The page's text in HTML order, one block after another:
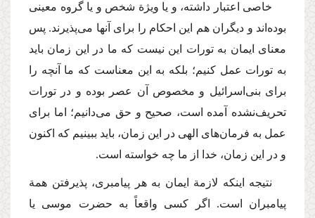
خاصی اعتبار داشته، و یا ویژة شخص و یا گروه معینی
بوده‌اند و دیگران هم این احكام را برای آنها می‌پذیرند. پس
معنای ایمان به تورات این نیست كه ما در این زمان باید
به تورات عمل كنیم؛ بلكه به این معناست كه ما آنچه را
برای بنی‌اسرائیل و مخصوص آن عصر بوده و در تورات
تحریف‌نشده آمده است، صحیح و حق می‌دانیم؛ اما برای
عمل به فرمان‌های الهی در این زمان، باید ببینیم كه اكنون
و در این زمان، خدا از ما چه خواسته است.
نتیجه اینكه لازمة ایمان به هر پیامبری، پذیرفتن همة
پیامبران است. اگر كسی واقعاً به حضرت موسی یا